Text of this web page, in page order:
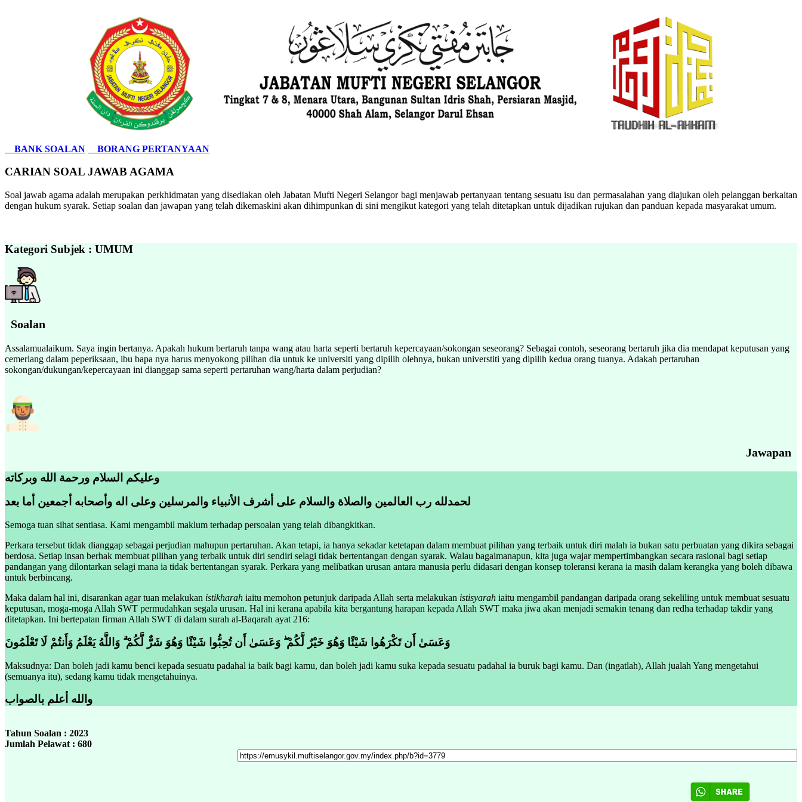
BANK SOALAN BORANG PERTANYAAN
CARIAN SOAL JAWAB AGAMA
Soal jawab agama adalah merupakan perkhidmatan yang disediakan oleh Jabatan Mufti Negeri Selangor bagi menjawab pertanyaan tentang sesuatu isu dan permasalahan yang diajukan oleh pelanggan berkaitan
dengan hukum syarak. Setiap soalan dan jawapan yang telah dikemaskini akan dihimpunkan di sini mengikut kategori yang telah ditetapkan untuk dijadikan rujukan dan panduan kepada masyarakat umum.
Kategori Subjek : UMUM
Soalan
Assalamualaikum. Saya ingin bertanya. Apakah hukum bertaruh tanpa wang atau harta seperti bertaruh kepercayaan/sokongan seseorang? Sebagai contoh, seseorang bertaruh jika dia mendapat keputusan yang
cemerlang dalam peperiksaan, ibu bapa nya harus menyokong pilihan dia untuk ke universiti yang dipilih olehnya, bukan universtiti yang dipilih kedua orang tuanya. Adakah pertaruhan
sokongan/dukungan/kepercayaan ini dianggap sama seperti pertaruhan wang/harta dalam perjudian?
Jawapan
وعليكم السلام ورحمة الله وبركاته
لحمدلله رب العالمين والصلاة والسلام على أشرف الأنبياء والمرسلين وعلى اله وأصحابه أجمعين أما بعد
Semoga tuan sihat sentiasa. Kami mengambil maklum terhadap persoalan yang telah dibangkitkan.
Perkara tersebut tidak dianggap sebagai perjudian mahupun pertaruhan. Akan tetapi, ia hanya sekadar ketetapan dalam membuat pilihan yang terbaik untuk diri malah ia bukan satu perbuatan yang dikira sebagai
berdosa. Setiap insan berhak membuat pilihan yang terbaik untuk diri sendiri selagi tidak bertentangan dengan syarak. Walau bagaimanapun, kita juga wajar mempertimbangkan secara rasional bagi setiap
pandangan yang dilontarkan selagi mana ia tidak bertentangan syarak. Perkara yang melibatkan urusan antara manusia perlu didasari dengan konsep toleransi kerana ia masih dalam kerangka yang boleh dibawa
untuk berbincang.
Maka dalam hal ini, disarankan agar tuan melakukan istikharah iaitu memohon petunjuk daripada Allah serta melakukan istisyarah iaitu mengambil pandangan daripada orang sekeliling untuk membuat sesuatu
keputusan, moga-moga Allah SWT permudahkan segala urusan. Hal ini kerana apabila kita bergantung harapan kepada Allah SWT maka jiwa akan menjadi semakin tenang dan redha terhadap takdir yang
ditetapkan. Ini bertepatan firman Allah SWT di dalam surah al-Baqarah ayat 216:
وَعَسَىٰ أَن تَكْرَهُوا شَيْئًا وَهُوَ خَيْرٌ لَّكُمْ ۖ وَعَسَىٰ أَن تُحِبُّوا شَيْئًا وَهُوَ شَرٌّ لَّكُمْ ۗ وَاللَّهُ يَعْلَمُ وَأَنتُمْ لَا تَعْلَمُونَ
Maksudnya: Dan boleh jadi kamu benci kepada sesuatu padahal ia baik bagi kamu, dan boleh jadi kamu suka kepada sesuatu padahal ia buruk bagi kamu. Dan (ingatlah), Allah jualah Yang mengetahui
(semuanya itu), sedang kamu tidak mengetahuinya.
والله أعلم بالصواب
Tahun Soalan : 2023
Jumlah Pelawat : 680